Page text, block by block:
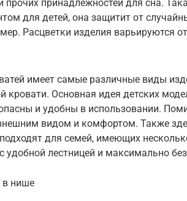
прочих принадлежностей для сна.
для детей, она защитит от
Расцветки изделия варьируются
имеет самые различные виды
кровати. Основная идея детских
и удобны в использовании.
видом и комфортом. Также
для семей, имеющих
удобной лестницей и максимально
в нише